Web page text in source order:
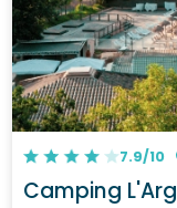
7.9/10
Camping